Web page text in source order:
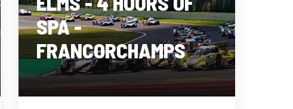
SPA -
FRANCORCHAMPS